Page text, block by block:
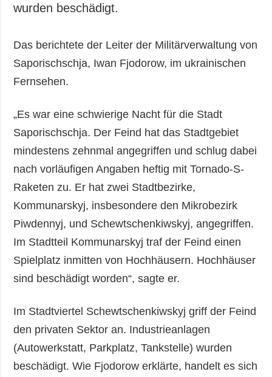
wurden beschädigt.
Das berichtete der Leiter der Militärverwaltung von
Saporischschja, Iwan Fjodorow, im ukrainischen
Fernsehen.
„Es war eine schwierige Nacht für die Stadt
Saporischschja. Der Feind hat das Stadtgebiet
mindestens zehnmal angegriffen und schlug dabei
nach vorläufigen Angaben heftig mit Tornado-S-
Raketen zu. Er hat zwei Stadtbezirke,
Kommunarskyj, insbesondere den Mikrobezirk
Piwdennyj, und Schewtschenkiwskyj, angegriffen.
Im Stadtteil Kommunarskyj traf der Feind einen
Spielplatz inmitten von Hochhäusern. Hochhäuser
sind beschädigt worden“, sagte er.
Im Stadtviertel Schewtschenkiwskyj griff der Feind
den privaten Sektor an. Industrieanlagen
(Autowerkstatt, Parkplatz, Tankstelle) wurden
beschädigt. Wie Fjodorow erklärte, handelt es sich